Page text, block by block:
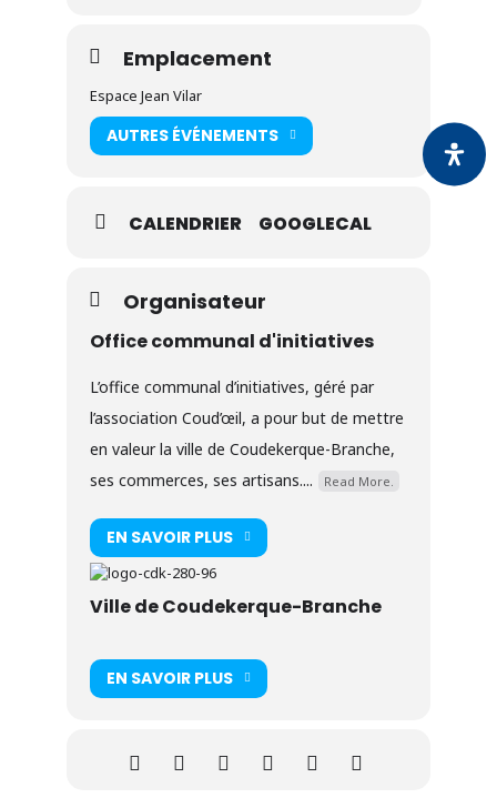
Emplacement
Espace Jean Vilar
AUTRES ÉVÉNEMENTS
CALENDRIER GOOGLECAL
Organisateur
Office communal d'initiatives
L’office communal d’initiatives, géré par
l’association Coud’œil, a pour but de mettre
en valeur la ville de Coudekerque-Branche,
ses commerces, ses artisans....
Read More.
EN SAVOIR PLUS
Ville de Coudekerque-Branche
EN SAVOIR PLUS